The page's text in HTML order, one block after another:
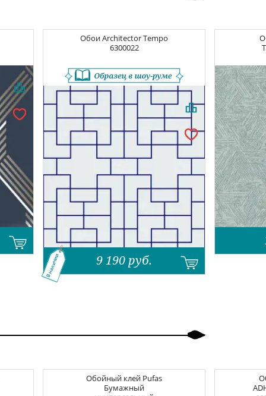
ОбоиArchitector Tempo
6300022
9 190 руб.
В наличии
Обойный клей Pufas
Бумажный